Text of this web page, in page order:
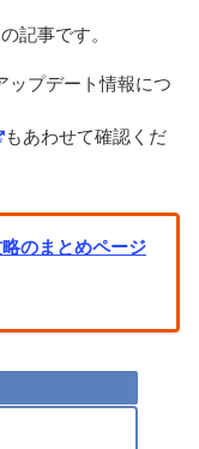
の記事です。
ップデート情報につ
もあわせて確認くだ
のまとめページ